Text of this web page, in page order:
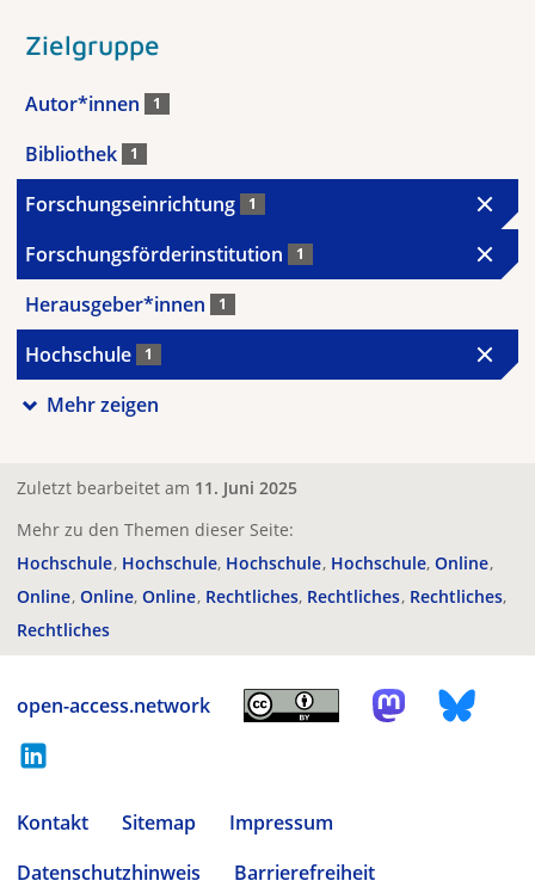
Zielgruppe
Autor*innen 1
Bibliothek 1
Forschungseinrichtung 1
Forschungsförderinstitution 1
Herausgeber*innen 1
Hochschule 1
Mehr zeigen
Zuletzt bearbeitet am 11. Juni 2025
Mehr zu den Themen dieser Seite:
Hochschule Hochschule Hochschule Hochschule Online
Online Online Online Rechtliches Rechtliches Rechtliches
Rechtliches
open-access.network
Kontakt Sitemap
Impressum
Datenschutzhinweis
Barrierefreiheit